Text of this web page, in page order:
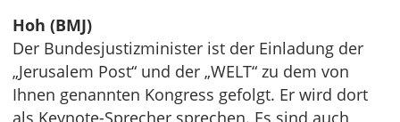
Hoh (BMJ)
Der Bundesjustizminister ist der Einladung der
„Jerusalem Post“ und der „WELT“ zu dem von
Ihnen genannten Kongress gefolgt. Er wird dort
als Keynote-Sprecher sprechen. Es sind auch